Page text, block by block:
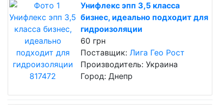
Унифлекс эпп 3,5 класса
бизнес, идеально подходит для
гидроизоляции
60 грн
Поставщик: Лига Гео Рост
Производитель: Украина
Город: Днепр